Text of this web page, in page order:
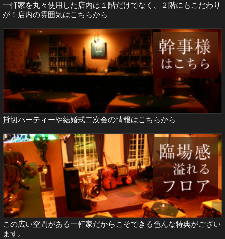
一軒家を丸々使用した店内は１階だけでなく、２階にもこだわり
が！店内の雰囲気はこちらから
貸切パーティーや結婚式二次会の情報はこちらから
この広い空間がある一軒家だからこそできる色んな特典がござい
ます。